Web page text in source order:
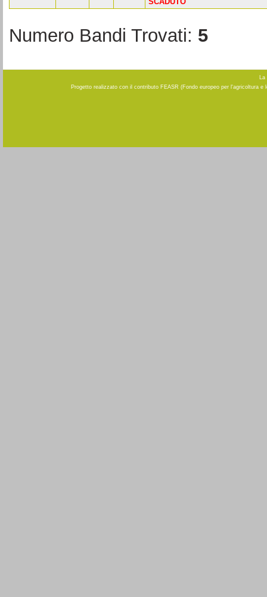
Numero Bandi Trovati: 5
Progetto realizzato con il contributo FEASR (Fondo europeo per l'agricoltura